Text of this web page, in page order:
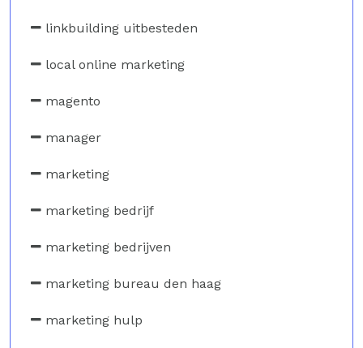
linkbuilding uitbesteden
local online marketing
magento
manager
marketing
marketing bedrijf
marketing bedrijven
marketing bureau den haag
marketing hulp